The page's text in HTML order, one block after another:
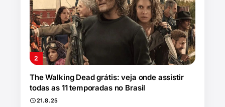
The Walking Dead grátis: veja onde assistir
todas as 11 temporadas no Brasil
21.8.25